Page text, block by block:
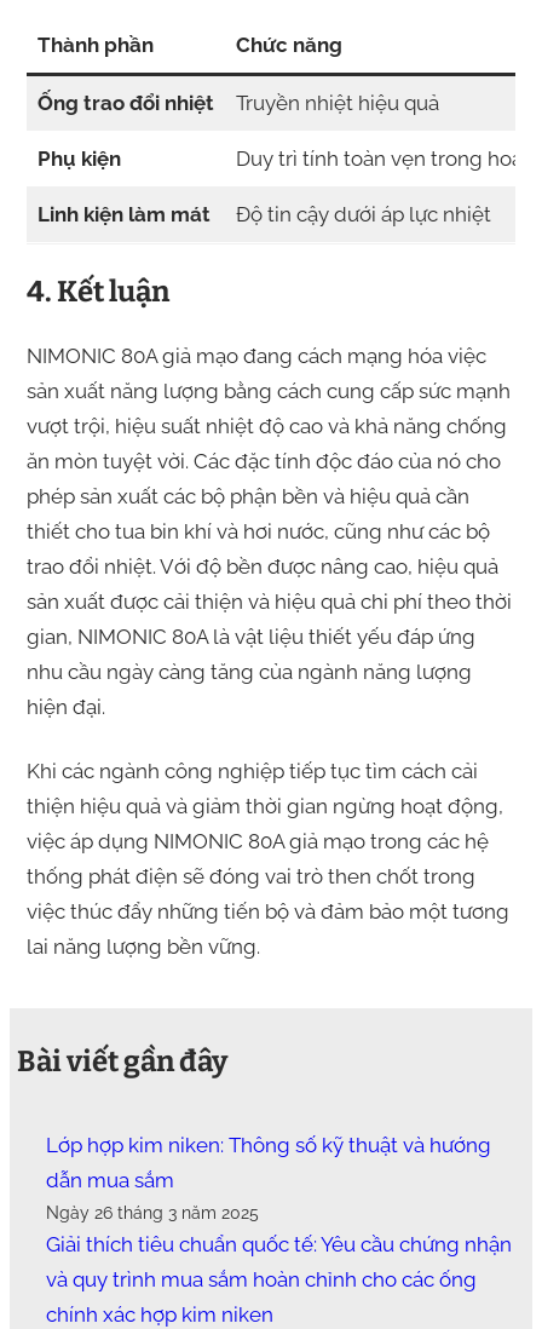
Thành phần Chức năng
Ống trao đổi nhiệt Truyền nhiệt hiệu quả
Phụ kiện Duy trì tính toàn vẹn trong hoạt
Linh kiện làm mát Độ tin cậy dưới áp lực nhiệt
4. Kết luận
NIMONIC 80A giả mạo đang cách mạng hóa việc
sản xuất năng lượng bằng cách cung cấp sức mạnh
vượt trội, hiệu suất nhiệt độ cao và khả năng chống
ăn mòn tuyệt vời. Các đặc tính độc đáo của nó cho
phép sản xuất các bộ phận bền và hiệu quả cần
thiết cho tua bin khí và hơi nước, cũng như các bộ
trao đổi nhiệt. Với độ bền được nâng cao, hiệu quả
sản xuất được cải thiện và hiệu quả chi phí theo thời
gian, NIMONIC 80A là vật liệu thiết yếu đáp ứng
nhu cầu ngày càng tăng của ngành năng lượng
hiện đại.
Khi các ngành công nghiệp tiếp tục tìm cách cải
thiện hiệu quả và giảm thời gian ngừng hoạt động,
việc áp dụng NIMONIC 80A giả mạo trong các hệ
thống phát điện sẽ đóng vai trò then chốt trong
việc thúc đẩy những tiến bộ và đảm bảo một tương
lai năng lượng bền vững.
Bài viết gần đây
Lớp hợp kim niken: Thông số kỹ thuật và hướng
dẫn mua sắm
Ngày 26 tháng 3 năm 2025
Giải thích tiêu chuẩn quốc tế: Yêu cầu chứng nhận
và quy trình mua sắm hoàn chỉnh cho các ống
chính xác hợp kim niken